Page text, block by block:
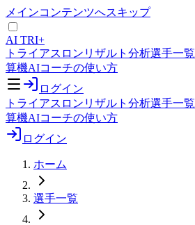
メインコンテンツへスキップ
AI TRI+
トライアスロンリザルト分析選手一覧
算機AIコーチの使い方
ログイン
トライアスロンリザルト分析選手一覧
算機AIコーチの使い方
ログイン
ホーム
選手一覧